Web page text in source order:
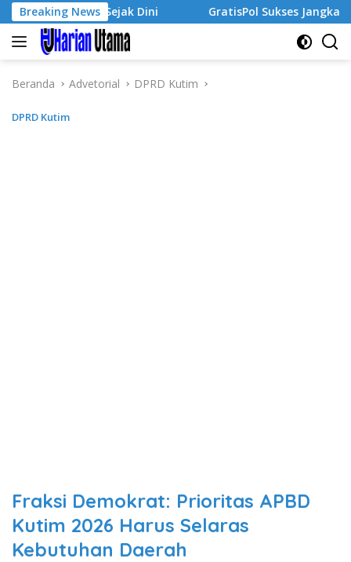
Langsung
ke
konten
Breaking News
Sejak Dini GratisPol Sukses Jangkau Puluhan
Beranda Advetorial DPRD Kutim
DPRD Kutim
Fraksi Demokrat: Prioritas APBD
Kutim 2026 Harus Selaras
Kebutuhan Daerah